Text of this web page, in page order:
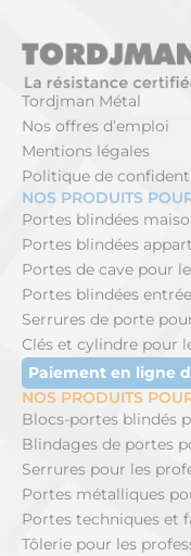
Tordjman Métal
Nos offres d’emploi
Mentions légales
Politique de
NOS PRODUITS
Portes blindées
Portes blindées
Portes de cave pour
Portes blindées
Serrures de porte
Clés et cylindre pour
Paiement en ligne
NOS PRODUITS
Blocs-portes blindés
Blindages de portes
Serrures pour les
Portes métalliques
Portes techniques et
Tôlerie pour les